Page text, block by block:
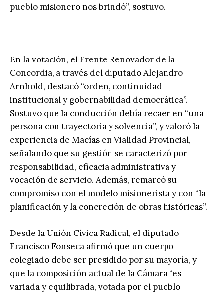
pueblo misionero nos brindó”, sostuvo.
En la votación, el Frente Renovador de la
Concordia, a través del diputado Alejandro
Arnhold, destacó “orden, continuidad
institucional y gobernabilidad democrática”.
Sostuvo que la conducción debía recaer en “una
persona con trayectoria y solvencia”, y valoró la
experiencia de Macías en Vialidad Provincial,
señalando que su gestión se caracterizó por
responsabilidad, eficacia administrativa y
vocación de servicio. Además, remarcó su
compromiso con el modelo misionerista y con “la
planificación y la concreción de obras históricas”.
Desde la Unión Cívica Radical, el diputado
Francisco Fonseca afirmó que un cuerpo
colegiado debe ser presidido por su mayoría, y
que la composición actual de la Cámara “es
variada y equilibrada, votada por el pueblo